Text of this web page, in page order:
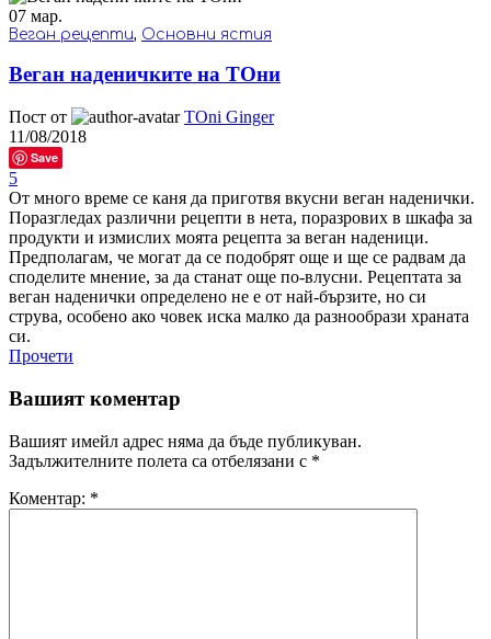
07 мар.
Веган рецепти, Основни ястия
Веган наденичките на ТОни
Пост от
TOni Ginger
11/08/2018
Save
5
От много време се каня да приготвя вкусни веган наденички.
Поразгледах различни рецепти в нета, поразрових в шкафа за
продукти и измислих моята рецепта за веган наденици.
Предполагам, че могат да се подобрят още и ще се радвам да
споделите мнение, за да станат още по-влусни. Рецептата за
веган наденички определено не е от най-бързите, но си
струва, особено ако човек иска малко да разнообрази храната
си.
Прочети
Вашият коментар
Вашият имейл адрес няма да бъде публикуван.
Задължителните полета са отбелязани с *
Коментар: *